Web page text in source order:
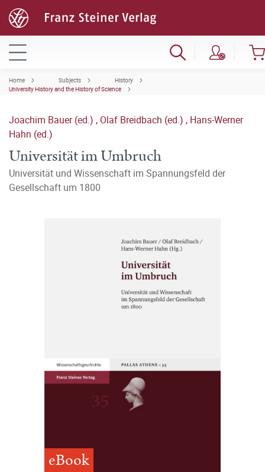
Home Subjects
History
University History and the History of Science
Joachim Bauer (ed.) , Olaf Breidbach (ed.) , Hans-Werner
Hahn (ed.)
Universität im Umbruch
Universität und Wissenschaft im Spannungsfeld der
Gesellschaft um 1800
eBook